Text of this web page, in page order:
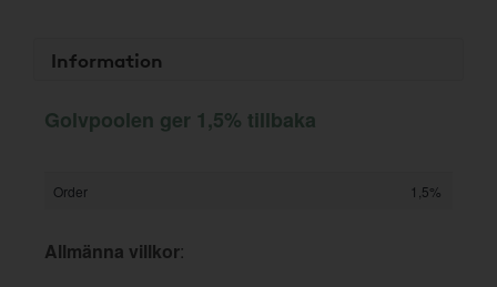
Information
Golvpoolen ger 1,5% tillbaka
Order 1,5%
Allmänna villkor: